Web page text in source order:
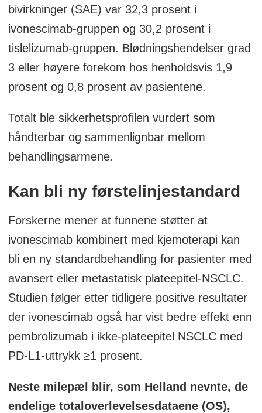
bivirkninger (SAE) var 32,3 prosent i
ivonescimab-gruppen og 30,2 prosent i
tislelizumab-gruppen. Blødningshendelser grad
3 eller høyere forekom hos henholdsvis 1,9
prosent og 0,8 prosent av pasientene.
Totalt ble sikkerhetsprofilen vurdert som
håndterbar og sammenlignbar mellom
behandlingsarmene.
Kan bli ny førstelinjestandard
Forskerne mener at funnene støtter at
ivonescimab kombinert med kjemoterapi kan
bli en ny standardbehandling for pasienter med
avansert eller metastatisk plateepitel-NSCLC.
Studien følger etter tidligere positive resultater
der ivonescimab også har vist bedre effekt enn
pembrolizumab i ikke-plateepitel NSCLC med
PD-L1-uttrykk ≥1 prosent.
Neste milepæl blir, som Helland nevnte, de
endelige totaloverlevelsesdataene (OS),